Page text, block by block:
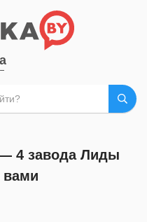
4 завода Лиды
вами